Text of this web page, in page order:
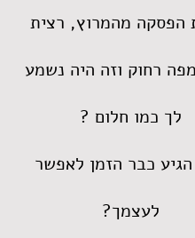
הפסקה מהמרוץ, רצית
רחוק וזה היה נשמע
לך כמו חלום ?
הגיע כבר הזמן לאפשר
לעצמך?